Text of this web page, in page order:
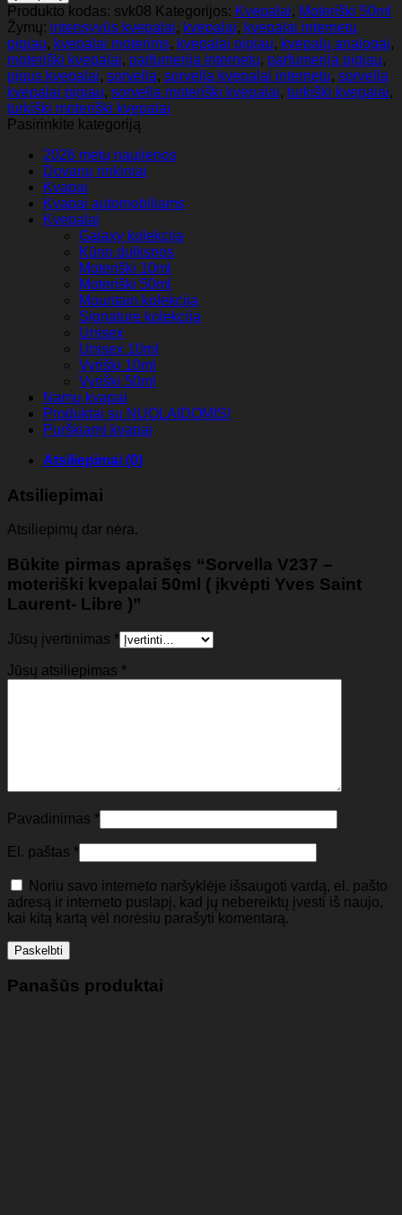
Sorvella
V237
-
moteriški
kvepalai
50ml
(
įkvėpti
Yves
Saint
Laurent-
Libre
)
Produkto kodas: svk08 Kategorijos: Kvepalai, Moteriški 50ml
Žymų: intensyvūs kvepalai, kvepalai, kvepalai internetu
pigiau, kvepalai moterims, kvepalai pigiau, kvepalų analogai,
moteriški kvepalai, parfumerija internetu, parfumerija pigiau,
pigus kvepalai, sorvella, sorvella kvepalai internetu, sorvella
kvepalai pigiau, sorvella moteriški kvepalai, turkiški kvepalai,
turkiški moteriški kvepalai
Pasirinkite kategoriją
2026 metų naujienos
Dovanų rinkiniai
Kvapai
Kvapai automobiliams
Kvepalai
Galaxy kolekcija
Kūno dulksnos
Moteriški 10ml
Moteriški 50ml
Mountain kolekcija
Signature kolekcija
Unisex
Unisex 10ml
Vyriški 10ml
Vyriški 50ml
Namų kvapai
Produktai su NUOLAIDOMIS!
Purškiami kvapai
Atsiliepimai (0)
Atsiliepimai
Atsiliepimų dar nėra.
Būkite pirmas aprašęs “Sorvella V237 –
moteriški kvepalai 50ml ( įkvėpti Yves Saint
Laurent- Libre )”
Jūsų įvertinimas *
Jūsų atsiliepimas *
Pavadinimas *
El. paštas *
Noriu savo interneto naršyklėje išsaugoti vardą, el. pašto
adresą ir interneto puslapį, kad jų nebereiktų įvesti iš naujo,
kai kitą kartą vėl norėsiu parašyti komentarą.
Panašūs produktai